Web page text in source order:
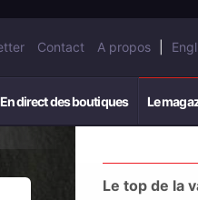
Contact A propos
En direct des boutiques Le
Le top de la